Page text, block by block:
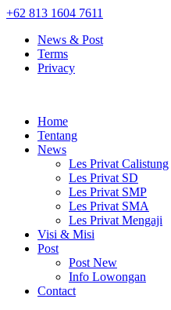
+62 813 1604 7611
News & Post
Terms
Privacy
Home
Tentang
News
Les Privat Calistung
Les Privat SD
Les Privat SMP
Les Privat SMA
Les Privat Mengaji
Visi & Misi
Post
Post New
Info Lowongan
Contact